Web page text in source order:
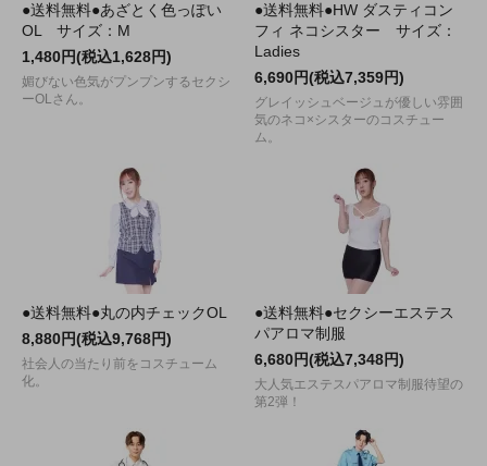
●送料無料●あざとく色っぽい
OL サイズ：M
1,480円(税込1,628円)
媚びない色気がプンプンするセクシ
ーOLさん。
●送料無料●HW ダスティコン
フィ ネコシスター サイズ：
Ladies
6,690円(税込7,359円)
グレイッシュベージュが優しい雰囲
気のネコ×シスターのコスチュー
ム。
●送料無料●丸の内チェックOL
8,880円(税込9,768円)
社会人の当たり前をコスチューム
化。
●送料無料●セクシーエステス
パアロマ制服
6,680円(税込7,348円)
大人気エステスパアロマ制服待望の
第2弾！